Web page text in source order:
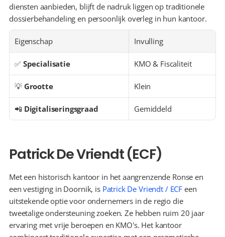
diensten aanbieden, blijft de nadruk liggen op traditionele
dossierbehandeling en persoonlijk overleg in hun kantoor.
Eigenschap Invulling
✅ Specialisatie KMO & Fiscaliteit
💡 Grootte Klein
📲 Digitaliseringsgraad Gemiddeld
Patrick De Vriendt (ECF)
Met een historisch kantoor in het aangrenzende Ronse en
een vestiging in Doornik, is Patrick De Vriendt / ECF een
uitstekende optie voor ondernemers in de regio die
tweetalige ondersteuning zoeken. Ze hebben ruim 20 jaar
ervaring met vrije beroepen en KMO's. Het kantoor